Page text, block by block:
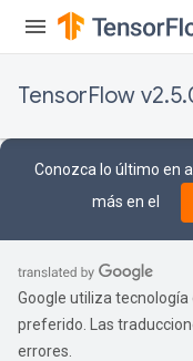
TensorFlow
Conozca lo último en
más en el
Google utiliza
preferido. Las
errores.